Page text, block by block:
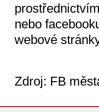
nebo
webové
Zdroj: FB